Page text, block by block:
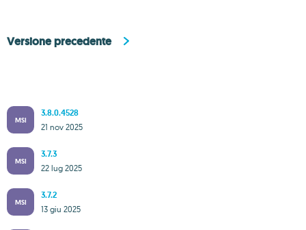
Versione precedente
MSI
3.8.0.4528
21 nov 2025
MSI
3.7.3
22 lug 2025
MSI
3.7.2
13 giu 2025